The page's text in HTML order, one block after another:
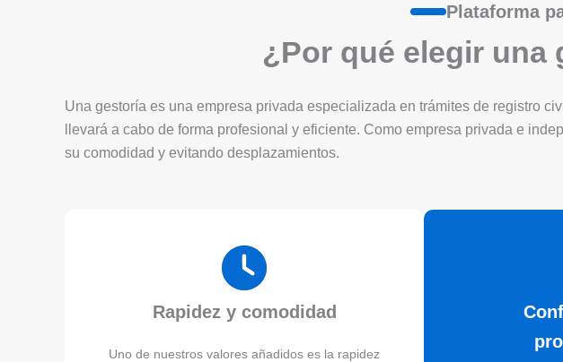
Plataforma
¿Por qué elegir una
Una gestoría es una empresa privada especializada en trámites de registro
llevará a cabo de forma profesional y eficiente. Como empresa privada e
su comodidad y evitando desplazamientos.
Rapidez y comodidad
Uno de nuestros valores añadidos es la rapidez